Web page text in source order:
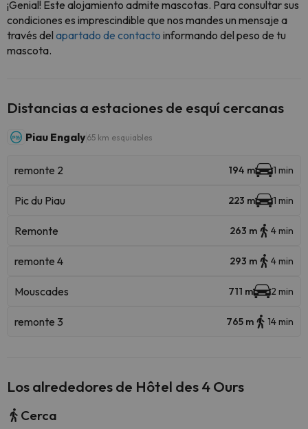
¡Genial! Este alojamiento admite mascotas. Para consultar sus
condiciones es imprescindible que nos mandes un mensaje a
través del apartado de contacto informando del peso de tu
mascota.
Distancias a estaciones de esquí cercanas
Piau Engaly65 km esquiables
remonte 2 194 m 1 min
Pic du Piau 223 m 1 min
Remonte 263 m 4 min
remonte 4 293 m 4 min
Mouscades 711 m 2 min
remonte 3 765 m 14 min
Los alrededores de Hôtel des 4 Ours
Cerca